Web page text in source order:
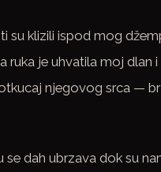
su klizili ispod mog
ruka je uhvatila moj dlan
njegovog srca —
se dah ubrzava dok su